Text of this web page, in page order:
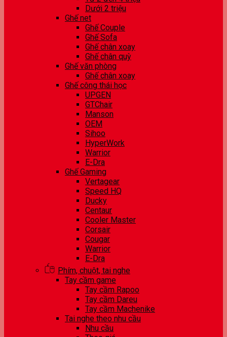
Dưới 2 triệu
Ghế net
Ghế Couple
Ghế Sofa
Ghế chân xoay
Ghế chân quỳ
Ghế văn phòng
Ghế chân xoay
Ghế công thái học
UPGEN
GTChair
Manson
OEM
Sihoo
HyperWork
Warrior
E-Dra
Ghế Gaming
Vertagear
Speed HQ
Ducky
Centaur
Cooler Master
Corsair
Cougar
Warrior
E-Dra
Phím, chuột, tai nghe
Tay cầm game
Tay cầm Rapoo
Tay cầm Dareu
Tay cầm Machenike
Tai nghe theo nhu cầu
Nhu cầu